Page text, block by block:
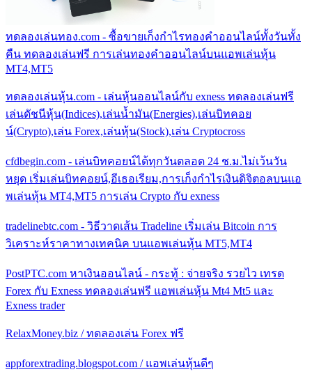
ทดลองเล่นทอง.com - ซื้อขายเก็งกำไรทองคำออนไลน์ทั้งวันทั้ง
คืน ทดลองเล่นฟรี การเล่นทองคำออนไลน์บนแอพเล่นหุ้น
MT4,MT5
ทดลองเล่นหุ้น.com - เล่นหุ้นออนไลน์กับ exness ทดลองเล่นฟรี
เล่นดัชนีหุ้น(Indices),เล่นน้ำมัน(Energies),เล่นบิทคอย
น์(Crypto),เล่น Forex,เล่นหุ้น(Stock),เล่น Cryptocross
cfdbegin.com - เล่นบิทคอยน์ได้ทุกวันตลอด 24 ช.ม.ไม่เว้นวัน
หยุด เริ่มเล่นบิทคอยน์,อีเธอเรียม,การเก็งกำไรเงินดิจิตอลบนแอ
พเล่นหุ้น MT4,MT5 การเล่น Crypto กับ exness
tradelinebtc.com - วิธีวาดเส้น Tradeline เริ่มเล่น Bitcoin การ
วิเคราะห์ราคาทางเทคนิค บนแอพเล่นหุ้น MT5,MT4
PostPTC.com หาเงินออนไลน์ - กระทู้ : จ่ายจริง รวยไว เทรด
Forex กับ Exness ทดลองเล่นฟรี แอพเล่นหุ้น Mt4 Mt5 และ
Exness trader
RelaxMoney.biz / ทดลองเล่น Forex ฟรี
appforextrading.blogspot.com / แอพเล่นหุ้นดีๆ